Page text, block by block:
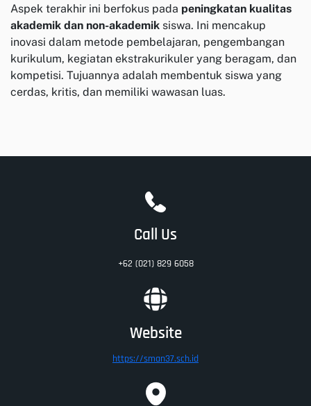
Aspek terakhir ini berfokus pada peningkatan kualitas
akademik dan non-akademik siswa. Ini mencakup
inovasi dalam metode pembelajaran, pengembangan
kurikulum, kegiatan ekstrakurikuler yang beragam, dan
kompetisi. Tujuannya adalah membentuk siswa yang
cerdas, kritis, dan memiliki wawasan luas.
Call Us
+62 (021) 829 6058
Website
https://sman37.sch.id